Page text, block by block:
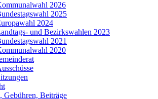
2026
2025
2024
und Bezirkswahlen 2023
2021
2020
Gebühren, Beiträge